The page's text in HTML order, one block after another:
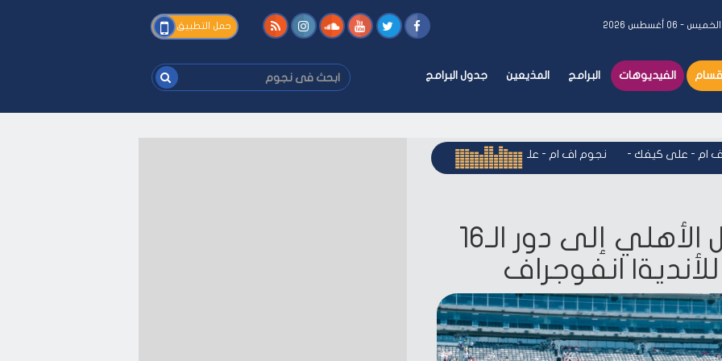
الخميس - ٠٦ أغسطس ٢٠٢٦ حمل التطبيق
الفيديوهات البرامج المذيعين جدول البرامج
ابحث
فى
فى
-- على كيفك -نجوم اف ام - على كيفك نجوم اف ام - على كيفك
سيناريوهات تأهل الأهلي إلى دور الـ16
انفوجراف